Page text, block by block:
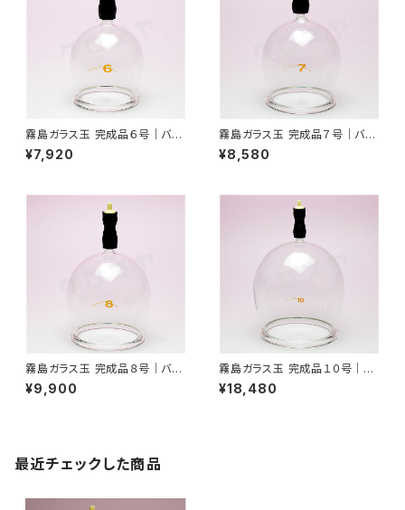
霧島ガラス玉 完成品６号｜バン
キーにも使用可能｜吸灸
¥7,920
霧島ガラス玉 完成品７号｜バン
キーにも使用可能｜吸灸
¥8,580
霧島ガラス玉 完成品８号｜バン
キーにも使用可能｜吸灸
¥9,900
霧島ガラス玉 完成品１０号｜バ
ンキーにも使用可能｜吸灸
¥18,480
最近チェックした商品